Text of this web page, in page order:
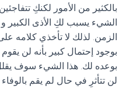
بالكثير من الأمور لكنكِ
الشيء يسبب لكِ الأذى الكبير
الزمن. لذلك لا تأخذي كلامه
بوجود إحتمال كبير بأنه لن
بوعده لك. هذا الشيء سوف
لن تتأثرِ في حال لم يقم